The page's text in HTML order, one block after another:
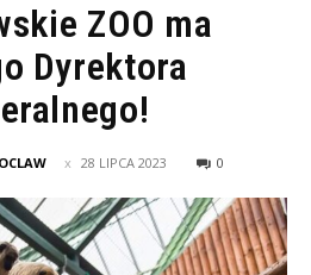
ZOO ma
Dyrektora
28 LIPCA 2023 0